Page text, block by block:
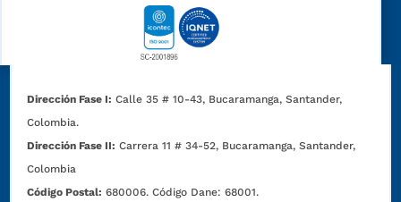
Dirección Fase I: Calle 35 # 10-43, Bucaramanga, Santander,
Colombia.
Dirección Fase II: Carrera 11 # 34-52, Bucaramanga, Santander,
Colombia
Código Postal: 680006. Código Dane: 68001.